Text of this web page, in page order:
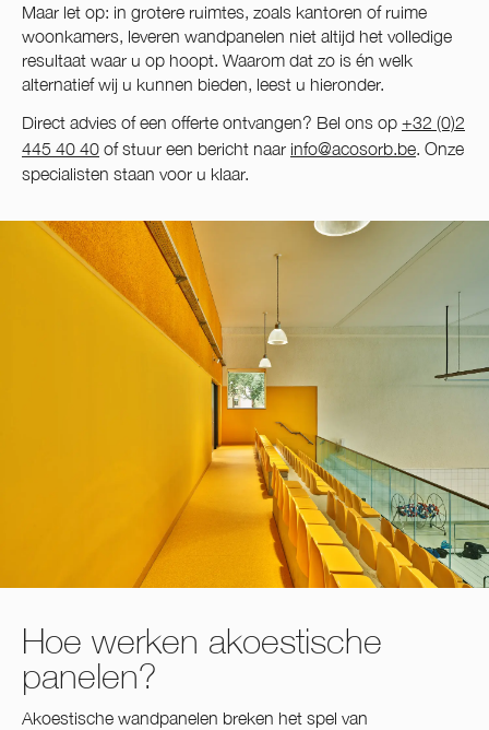
Maar let op: in grotere ruimtes, zoals kantoren of ruime
woonkamers, leveren wandpanelen niet altijd het volledige
resultaat waar u op hoopt. Waarom dat zo is én welk
alternatief wij u kunnen bieden, leest u hieronder.
Direct advies of een offerte ontvangen? Bel ons op +32 (0)2
445 40 40 of stuur een bericht naar info@acosorb.be. Onze
specialisten staan voor u klaar.
Hoe werken akoestische
panelen?
Akoestische wandpanelen breken het spel van